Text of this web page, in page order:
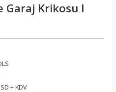
Garaj Krikosu I
+ KDV